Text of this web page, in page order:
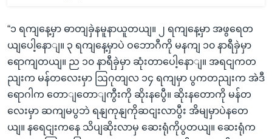
“၁ ရကျနေ့မှာ ဓာတျခှဲနမူနာယူတယျ။ ၂ ရကျနေ့မှာ အဖွရေတ
ယျပေါ့နောျ။ ၃ ရကျနေ့မှာပဲ ဝဘောဂီကို မနကျ ၁၀ နာရီခှဲမှာ
ရောကျတယျ။ ည ၁၀ နာရီခှဲမှာ ဆုံးတာပေါ့နောျ။ အရငျကတ
ညျးက မန်တလေးမှာ ဩဂုတျလ ၁၄ ရကျမှာ ပွကတညျးက အဲဒီ
ရောဂါက တောျတောျကွီးကို ဆိုးနပွေီ။ ဆိုးနတောကို မန်တ
လေးမှာ ဆကျမပွဘဲ ရနျကုနျကိုဆငျးလာပွီး အိမျမှာပဲနတေ
ယျ။ နရေငျးကနေ သိပျဆိုးလာမှ ဆေးရုံကိုပွတယျ။ ဆေးရုံက